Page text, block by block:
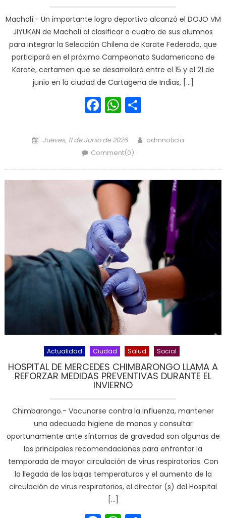
Machalí.- Un importante logro deportivo alcanzó el DOJO VM
JIYUKAN de Machalí al clasificar a cuatro de sus alumnos
para integrar la Selección Chilena de Karate Federado, que
participará en el próximo Campeonato Sudamericano de
Karate, certamen que se desarrollará entre el 15 y el 21 de
junio en la ciudad de Cartagena de Indias, […]
Facebook
WhatsApp
Posted on
Jueves, 11 de Junio de 2026 Author
admnoticia
Comment(0)
Actualidad Ciudad Salud Social
HOSPITAL DE MERCEDES CHIMBARONGO LLAMA A
REFORZAR MEDIDAS PREVENTIVAS DURANTE EL
INVIERNO
Chimbarongo.- Vacunarse contra la influenza, mantener
una adecuada higiene de manos y consultar
oportunamente ante síntomas de gravedad son algunas de
las principales recomendaciones para enfrentar la
temporada de mayor circulación de virus respiratorios. Con
la llegada de las bajas temperaturas y el aumento de la
circulación de virus respiratorios, el director (s) del Hospital
[…]